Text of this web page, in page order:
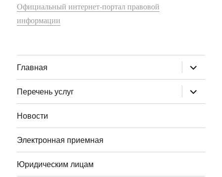
Официальный интернет-портал правовой
информации
Главная раскрыть
дочернее
меню
Перечень услуг
раскрыть
дочернее
меню
Новости
Электронная приемная
Юридическим лицам